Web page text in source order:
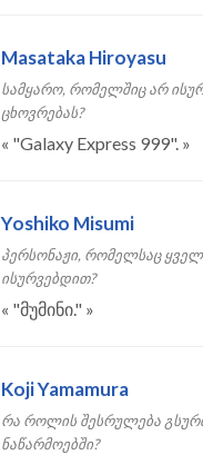
Masataka Hiroyasu
სამყარო, რომელშიც არ
ცხოვრებას?
« "Galaxy Express 999". »
Yoshiko Misumi
პერსონაჟი, რომელსაც
ისურვებდით?
« "მუმინი." »
Koji Yamamura
რა როლის შესრულება
ნაწარმოებში?